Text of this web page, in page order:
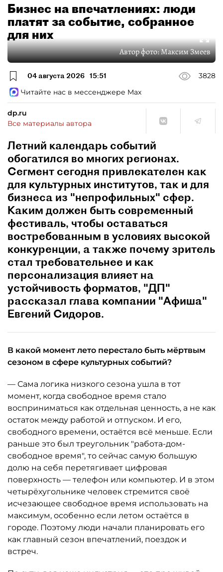
Бизнес на впечатлениях: люди
платят за событие, собранное
для них
Автор фото:Максим Змеев
04 августа 2026 15:51
3828
Читайте нас в мессенджере Max
dp.ru
Все материалы автора
Летний календарь событий
обогатился во многих регионах.
Сегмент сегодня привлекателен как
для культурных институтов, так и для
бизнеса из "непрофильных" сфер.
Каким должен быть современный
фестиваль, чтобы оставаться
востребованным в условиях высокой
конкуренции, а также почему зритель
стал требовательнее и как
персонализация влияет на
устойчивость форматов, "ДП"
рассказал глава компании "Афиша"
Евгений Сидоров.
В какой момент лето перестало быть мёртвым
сезоном в сфере культурных событий?
— Сама логика низкого сезона ушла в тот
момент, когда свободное время стало
восприниматься как отдельная ценность, а не как
остаток между работой и отпуском. И его,
свободного времени, остаётся всё меньше. Если
раньше это был треугольник "работа-дом-
свободное время", то сейчас самую большую
долю на себя перетягивает цифровая
поверхность — телефон или компьютер. И в этом
четырёхугольнике человек стремится своё
исчезающее свободное время использовать на
максимум, особенно если летом остаётся в
городе. Поэтому люди начали планировать его
как главный сезон впечатлений, поездок и
встреч.